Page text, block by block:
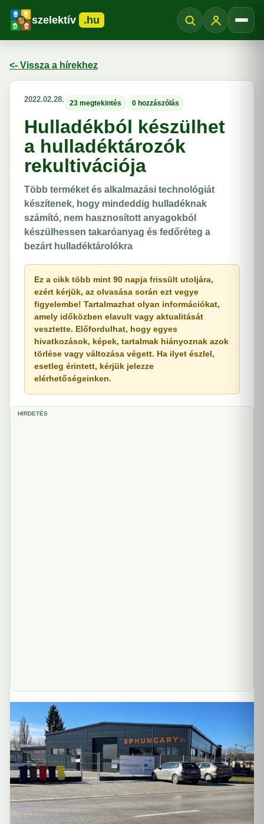
szelektív .hu
<- Vissza a hírekhez
2022.02.28. 23 megtekintés 0 hozzászólás
Hulladékból készülhet
a hulladéktározók
rekultivációja
Több terméket és alkalmazási technológiát
készítenek, hogy mindeddig hulladéknak
számító, nem hasznosított anyagokból
készülhessen takaróanyag és fedőréteg a
bezárt hulladéktárolókra
Ez a cikk több mint 90 napja frissült utoljára,
ezért kérjük, az olvasása során ezt vegye
figyelembe! Tartalmazhat olyan információkat,
amely időközben elavult vagy aktualitását
vesztette. Előfordulhat, hogy egyes
hivatkozások, képek, tartalmak hiányoznak azok
törlése vagy változása végett. Ha ilyet észlel,
esetleg érintett, kérjük jelezze
elérhetőségeinken.
HIRDETÉS